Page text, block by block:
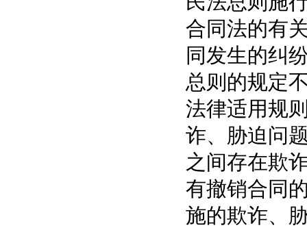
合同法的有
同发生的纠
总则的规定
法律适用规
诈、胁迫问
之间存在欺
有撤销合同
施的欺诈、